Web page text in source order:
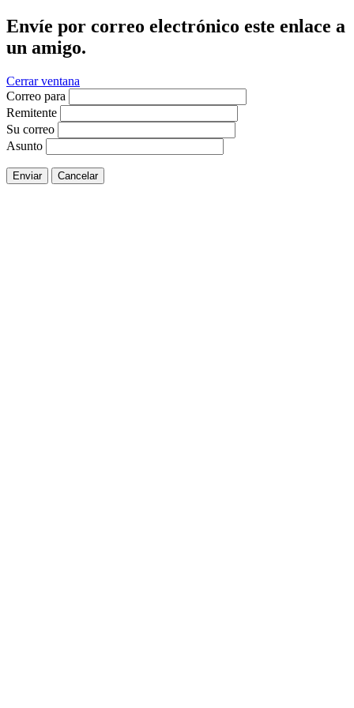
Envíe por correo electrónico este enlace a
un amigo.
Cerrar ventana
Correo para
Remitente
Su correo
Asunto
Enviar Cancelar